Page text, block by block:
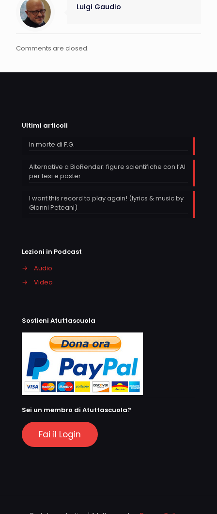
Luigi Gaudio
Comments are closed.
Ultimi articoli
In morte di F.G.
Alternative a BioRender: figure scientifiche con l’AI
per tesi e poster
I want this record to play again! (lyrics & music by
Gianni Peteani)
Lezioni in Podcast
→
Audio
→
Video
Sostieni Atuttascuola
Sei un membro di Atuttascuola?
Fai il Login